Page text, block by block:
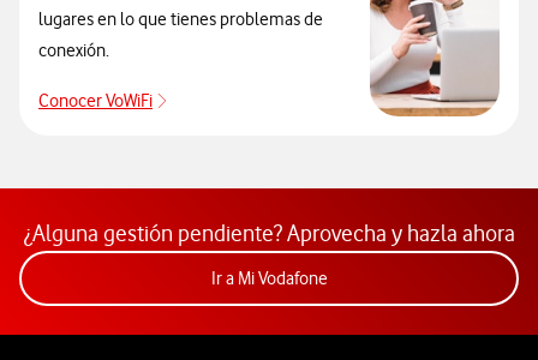
lugares en lo que tienes problemas de
conexión.
Conocer VoWiFi
Descubre la solución contra los problemas de
¿Alguna gestión pendiente? Aprovecha y hazla ahora
Ir a Mi VodafoneAcceder a la app Mi